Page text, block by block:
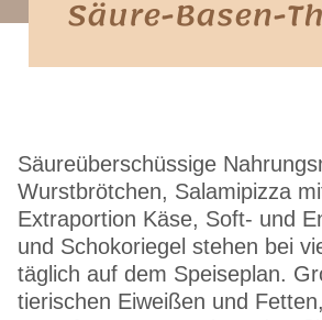
Säure-Basen-
Säureüberschüssige
Wurstbrötchen, Salamipizza
Extraportion Käse, Soft- und
und Schokoriegel stehen bei
täglich auf dem Speiseplan.
tierischen Eiweißen und Fetten,